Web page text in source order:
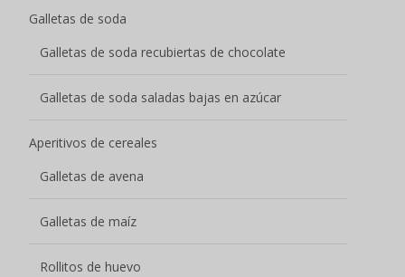
Galletas de soda
Galletas de soda recubiertas de chocolate
Galletas de soda saladas bajas en azúcar
Aperitivos de cereales
Galletas de avena
Galletas de maíz
Rollitos de huevo